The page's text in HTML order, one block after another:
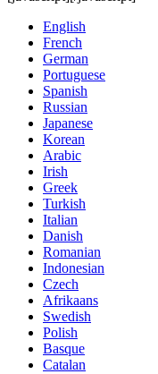
English
French
German
Portuguese
Spanish
Russian
Japanese
Korean
Arabic
Irish
Greek
Turkish
Italian
Danish
Romanian
Indonesian
Czech
Afrikaans
Swedish
Polish
Basque
Catalan